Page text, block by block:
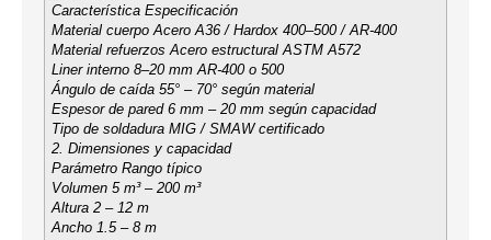
Característica Especificación
Material cuerpo Acero A36 / Hardox 400–500 / AR-400
Material refuerzos Acero estructural ASTM A572
Liner interno 8–20 mm AR-400 o 500
Ángulo de caída 55° – 70° según material
Espesor de pared 6 mm – 20 mm según capacidad
Tipo de soldadura MIG / SMAW certificado
2. Dimensiones y capacidad
Parámetro Rango típico
Volumen 5 m³ – 200 m³
Altura 2 – 12 m
Ancho 1.5 – 8 m